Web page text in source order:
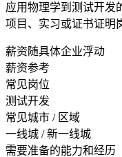
应用物理学到测试开发
项目、实习或证书证明
薪资随具体企业浮动
薪资参考
常见岗位
测试开发
常见城市 / 区域
一线城 / 新一线城
需要准备的能力和经历